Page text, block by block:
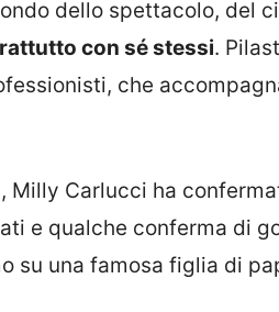
dello spettacolo, del
con sé stessi.
che
Milly Carlucci ha
e qualche conferma di
su una famosa figlia di